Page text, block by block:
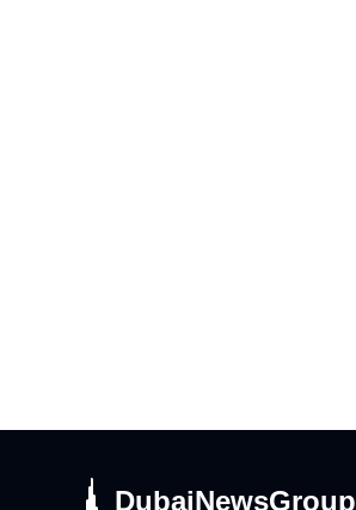
DubaiNewsGroup